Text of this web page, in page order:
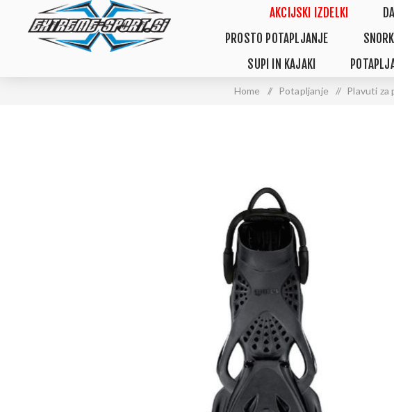
AKCIJSKI IZDELKI
PROSTO POTAPLJANJE
SUPI IN KAJAKI
Home / Potapljanje / Plavuti za